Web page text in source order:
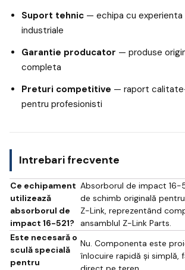
Suport tehnic — echipa cu
industriale
Garantie producator — produse
completa
Preturi competitive — raport
pentru profesionisti
Intrebari frecvente
Ce echipament
utilizează
absorborul de
impact 16-521?
Absorborul de impact 16-
de schimb originală pentru
Z-Link, reprezentând
ansamblul Z-Link Parts.
Este necesară o
sculă specială
pentru
Nu. Componenta este
înlocuire rapidă și simplă,